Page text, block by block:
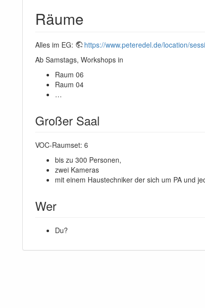
Räume
Alles im EG:
https://www.peteredel.de/location/
Ab Samstags, Workshops in
Raum 06
Raum 04
…
Großer Saal
VOC-Raumset: 6
bis zu 300 Personen,
zwei Kameras
mit einem Haustechniker der sich um PA und
Wer
Du?